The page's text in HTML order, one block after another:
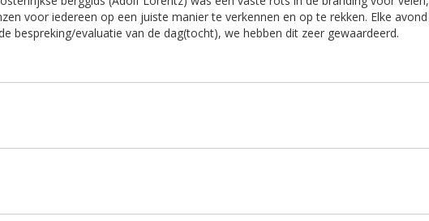
voor iedereen op een juiste manier te verkennen en op te rekken. Elke avond
bespreking/evaluatie van de dag(tocht), we hebben dit zeer gewaardeerd.